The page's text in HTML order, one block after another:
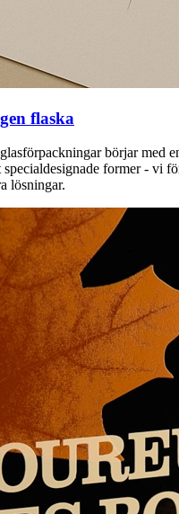
flaska
börjar med
former - vi
lösningar.